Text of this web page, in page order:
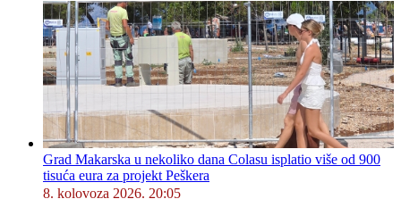
Grad Makarska u nekoliko dana Colasu isplatio više od 900
tisuća eura za projekt Peškera
8. kolovoza 2026. 20:05